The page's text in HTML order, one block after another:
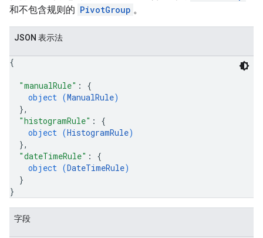
和不包含规则的 PivotGroup 。
JSON 表示法
{
"manualRule" : {
object (ManualRule)
},
"histogramRule" : {
object (HistogramRule)
},
"dateTimeRule" : {
object (DateTimeRule)
}
}
字段